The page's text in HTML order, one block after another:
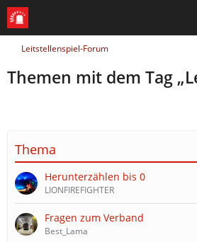
Leitstellenspiel-Forum
Themen mit dem Tag
Thema
Herunterzählen bis 0
LIONFIREFIGHTER
Fragen zum Verband
Best_Lama